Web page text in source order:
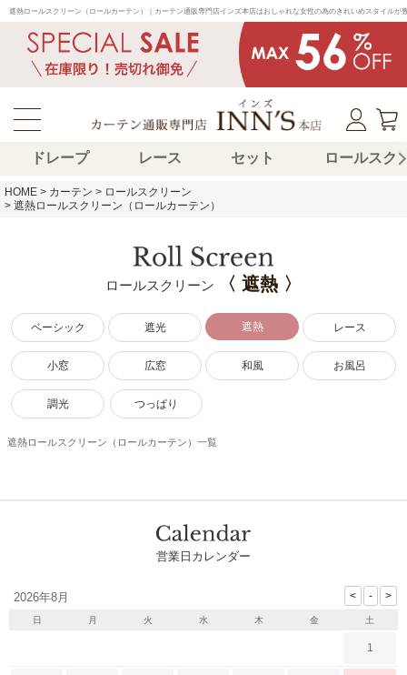
遮熱ロールスクリーン（ロールカーテン）｜カーテン通販専門店インズ本店はおしゃれな女性の為のきれいめスタイルが
ドレープ レース セット ロールスク
HOME カーテン
ロールスクリーン
遮熱ロールスクリーン（ロールカーテン）
ロールスクリーン 〈 遮熱 〉
ベーシック 遮光 遮熱 レース
小窓 広窓 和風 お風呂
調光 つっぱり
遮熱ロールスクリーン（ロールカーテン）一覧
営業日カレンダー
2026年8月
日 月 火 水 木 金 土
1